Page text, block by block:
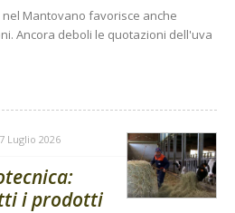
Mantovano favorisce anche
Ancora deboli le quotazioni dell'uva
Luglio 2026
i prodotti